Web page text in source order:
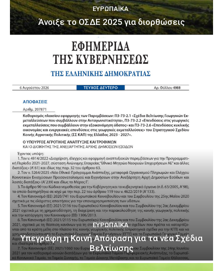
ΕΥΡΩΠΑΪΚΆ
Άνοιξε το ΟΣΔΕ 2025 για διορθώσεις
ΕΥΡΩΠΑΪΚΆ
Υπεγράφη η Κοινή Απόφαση για τα νέα Σχέδια
Βελτίωσης